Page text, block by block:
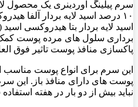
سرم پیلینگ اوردینری یک محصول
پاکسازی منافذ پوست تاثیر فوق
این سرم برای انواع پوست
پوست های دارای منافذ باز. این
نباید بیش از دو بار در هفته